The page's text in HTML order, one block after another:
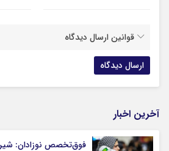
قوانین ارسال دیدگاه
آخرین اخبار
فوق‌تخصص نوزادان: شیر